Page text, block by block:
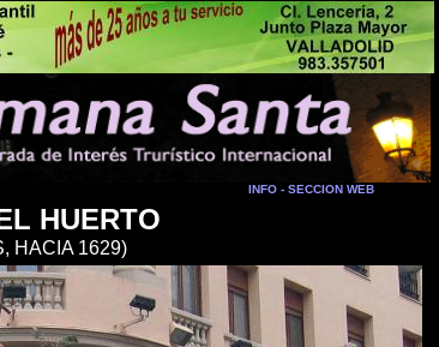
INFO - SECCION WEB
HUERTO
HACIA 1629)